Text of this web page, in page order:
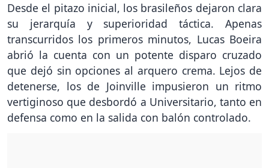
Desde el pitazo inicial, los brasileños dejaron clara
su jerarquía y superioridad táctica. Apenas
transcurridos los primeros minutos, Lucas Boeira
abrió la cuenta con un potente disparo cruzado
que dejó sin opciones al arquero crema. Lejos de
detenerse, los de Joinville impusieron un ritmo
vertiginoso que desbordó a Universitario, tanto en
defensa como en la salida con balón controlado.